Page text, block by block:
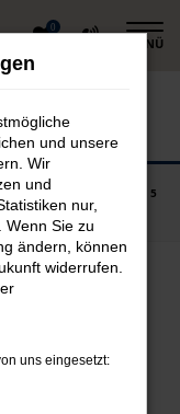
0
MENÜ
5
Hyundai IONIQ 5
und unsere
Wir
und
nur,
Wenn Sie zu
ändern, können
widerrufen.
uns eingesetzt: